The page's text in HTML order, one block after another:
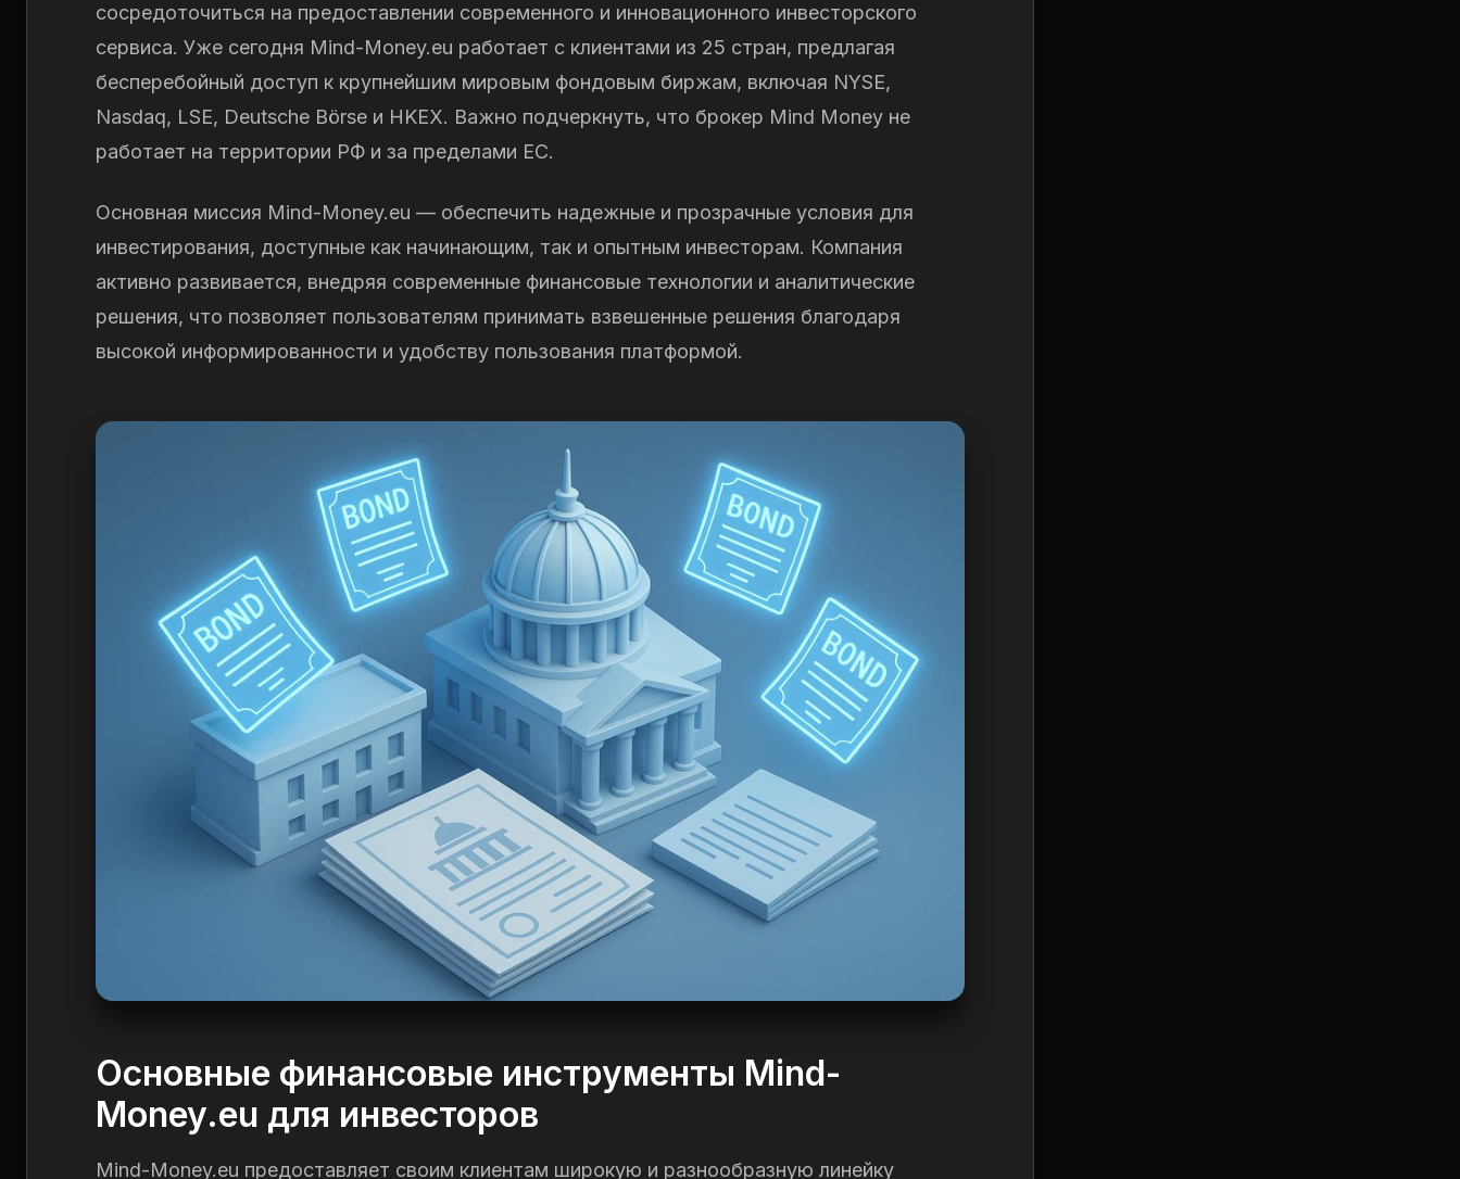
сосредоточиться на предоставлении современного и инновационного инвесторского
сервиса. Уже сегодня Mind-Money.eu работает с клиентами из 25 стран, предлагая
бесперебойный доступ к крупнейшим мировым фондовым биржам, включая NYSE,
Nasdaq, LSE, Deutsche Börse и HKEX. Важно подчеркнуть, что брокер Mind Money не
работает на территории РФ и за пределами ЕС.
Основная миссия Mind-Money.eu — обеспечить надежные и прозрачные условия для
инвестирования, доступные как начинающим, так и опытным инвесторам. Компания
активно развивается, внедряя современные финансовые технологии и аналитические
решения, что позволяет пользователям принимать взвешенные решения благодаря
высокой информированности и удобству пользования платформой.
Основные финансовые инструменты Mind-
Money.eu для инвесторов
Mind-Money.eu предоставляет своим клиентам широкую и разнообразную линейку